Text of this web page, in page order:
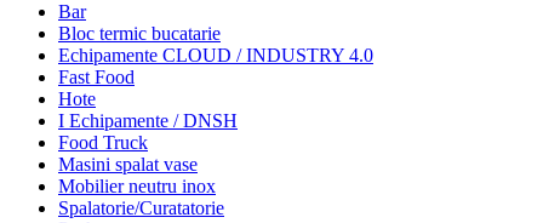
Bar
Bloc termic bucatarie
Echipamente CLOUD / INDUSTRY 4.0
Fast Food
Hote
I Echipamente / DNSH
Food Truck
Masini spalat vase
Mobilier neutru inox
Spalatorie/Curatatorie